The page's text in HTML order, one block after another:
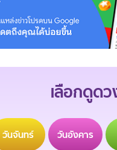
เลือกดูด
วันจันทร์ วันอังคาร